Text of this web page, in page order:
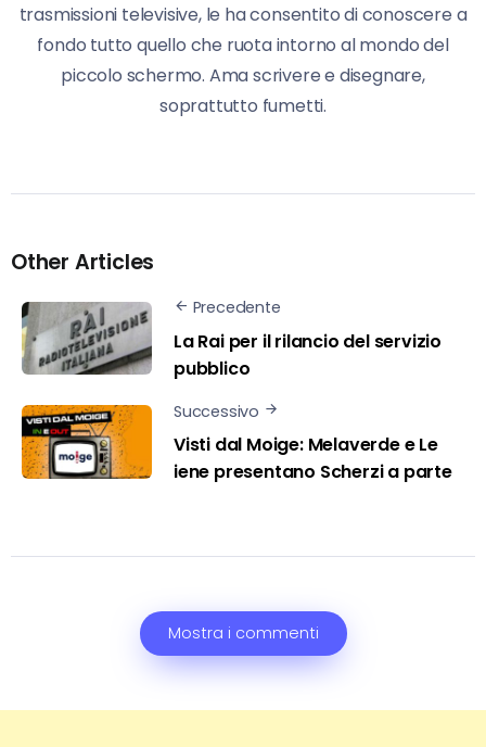
trasmissioni televisive, le ha consentito di conoscere a
fondo tutto quello che ruota intorno al mondo del
piccolo schermo. Ama scrivere e disegnare,
soprattutto fumetti.
Other Articles
Precedente
La Rai per il rilancio del servizio
pubblico
Successivo
Visti dal Moige: Melaverde e Le
iene presentano Scherzi a parte
Mostra i commenti